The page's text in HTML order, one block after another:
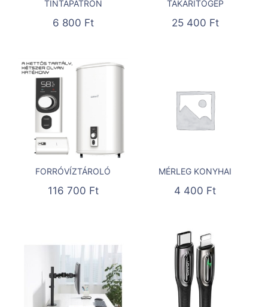
TINTAPATRON
6 800 Ft
TAKARÍTÓGÉP
25 400 Ft
FORRÓVÍZTÁROLÓ
116 700 Ft
MÉRLEG KONYHAI
4 400 Ft